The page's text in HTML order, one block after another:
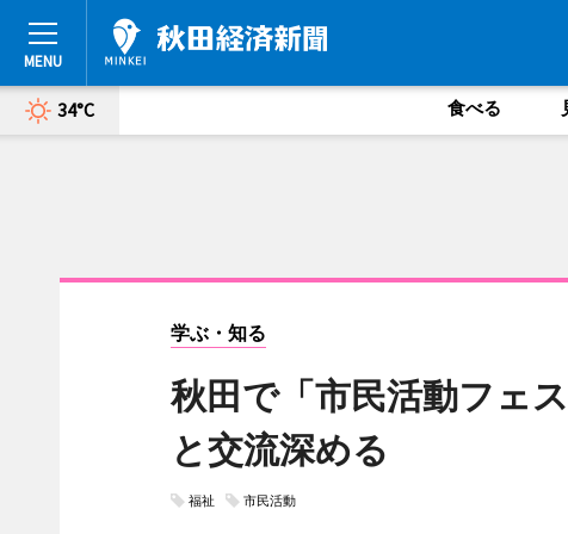
34°C 食べる
学ぶ・知る
秋田で「市民活動フェ
と交流深める
福祉 市民活動